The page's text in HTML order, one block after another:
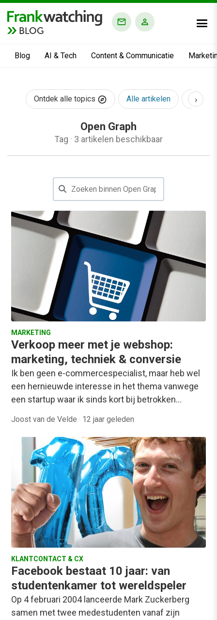
BLOG
Blog AI & Tech Content & Communicatie
Ontdek alle topics Alle artikelen AI &
›
Open Graph
Tag · 3 artikelen beschikbaar
MARKETING
Verkoop meer met je webshop:
marketing, techniek & conversie
Ik ben geen e-commercespecialist, maar heb wel
een hernieuwde interesse in het thema vanwege
een startup waar ik sinds kort bij betrokken…
Joost van de Velde · 12 jaar geleden
KLANTCONTACT & CX
Facebook bestaat 10 jaar: van
studentenkamer tot wereldspeler
Op 4 februari 2004 lanceerde Mark Zuckerberg
samen met twee medestudenten vanaf zijn